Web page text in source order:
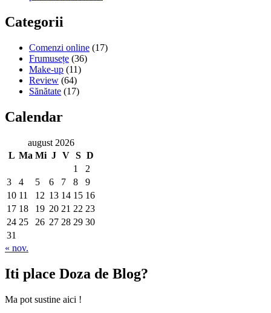
Categorii
Comenzi online (17)
Frumusețe (36)
Make-up (11)
Review (64)
Sănătate (17)
Calendar
august 2026
L Ma Mi J V S D
1
2
3
4 5 6 7 8
9
10 11 12 13 14 15 16
17 18 19 20 21 22 23
24 25 26 27 28 29 30
31
« nov.
Iti place Doza de Blog?
Ma pot sustine aici !